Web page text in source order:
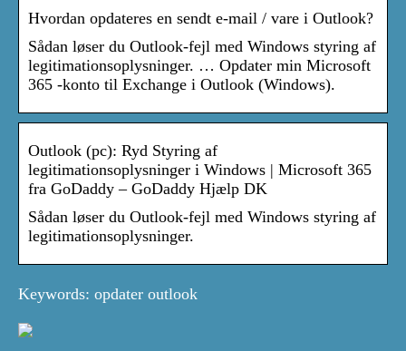
Hvordan opdateres en sendt e-mail / vare i Outlook?
Sådan løser du Outlook-fejl med Windows styring af
legitimationsoplysninger. … Opdater min Microsoft
365 -konto til Exchange i Outlook (Windows).
Outlook (pc): Ryd Styring af
legitimationsoplysninger i Windows | Microsoft 365
fra GoDaddy – GoDaddy Hjælp DK
Sådan løser du Outlook-fejl med Windows styring af
legitimationsoplysninger.
Keywords: opdater outlook